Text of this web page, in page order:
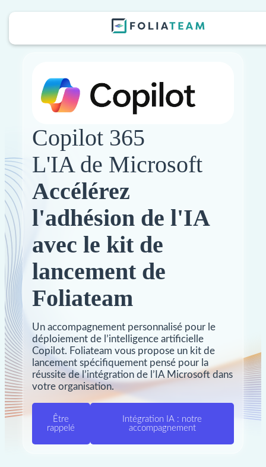
Copilot 365
L'IA de Microsoft
Accélérez
l'adhésion de l'IA
avec le kit de
lancement de
Foliateam
Un accompagnement personnalisé pour le
déploiement de l’intelligence artificielle
Copilot. Foliateam vous propose un kit de
lancement spécifiquement pensé pour la
réussite de l’intégration de l’IA Microsoft dans
votre organisation.
Être
rappelé
Intégration IA : notre
accompagnement